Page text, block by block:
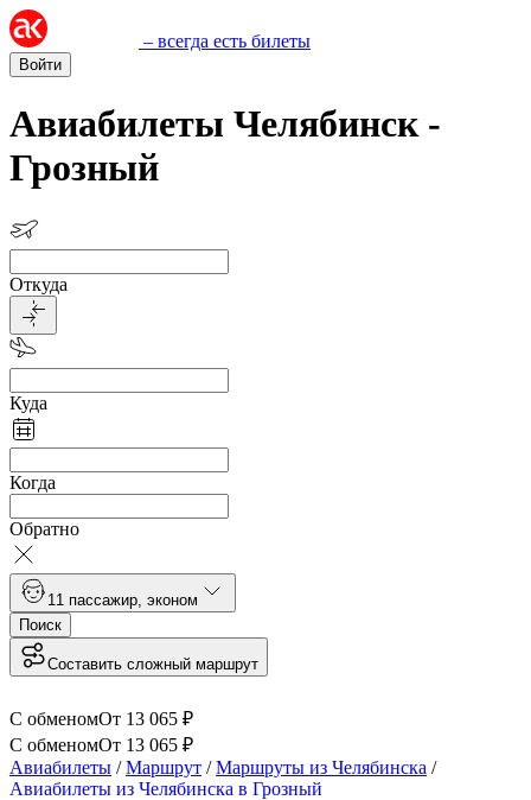
– всегда есть билеты
Войти
Авиабилеты Челябинск -
Грозный
Откуда
Куда
Когда
Обратно
1 1 пассажир эконом
Поиск
Составить сложный маршрут
С обменомОт 13 065 ₽
С обменомОт 13 065 ₽
Авиабилеты /Маршрут /Маршруты из Челябинска /
Авиабилеты из Челябинска в Грозный